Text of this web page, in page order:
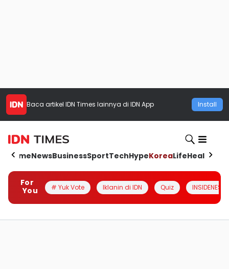
Baca artikel IDN Times lainnya di IDN App Install
HomeNewsBusinessSportTechHypeKoreaLifeHealth
For
You
# Yuk Vote Iklanin di IDN Quiz INSIDENESIA